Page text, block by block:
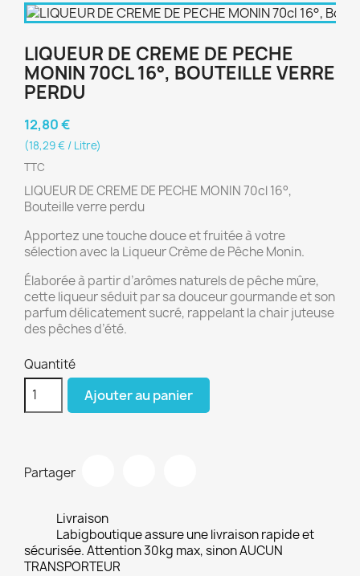
LIQUEUR DE CREME DE PECHE
MONIN 70CL 16°, BOUTEILLE VERRE
PERDU
12,80 €
(18,29 € / Litre)
TTC
LIQUEUR DE CREME DE PECHE MONIN 70cl 16°,
Bouteille verre perdu
Apportez une touche douce et fruitée à votre
sélection avec la Liqueur Crème de Pêche Monin.
Élaborée à partir d’arômes naturels de pêche mûre,
cette liqueur séduit par sa douceur gourmande et son
parfum délicatement sucré, rappelant la chair juteuse
des pêches d’été.
Quantité
Ajouter au panier
Partager
Livraison
Labigboutique assure une livraison rapide et
sécurisée. Attention 30kg max, sinon AUCUN
TRANSPORTEUR